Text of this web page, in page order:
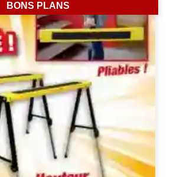
BONS PLANS